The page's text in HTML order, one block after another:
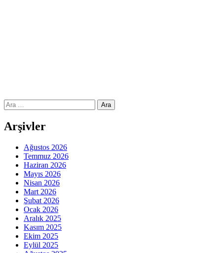
Arama:
Arşivler
Ağustos 2026
Temmuz 2026
Haziran 2026
Mayıs 2026
Nisan 2026
Mart 2026
Şubat 2026
Ocak 2026
Aralık 2025
Kasım 2025
Ekim 2025
Eylül 2025